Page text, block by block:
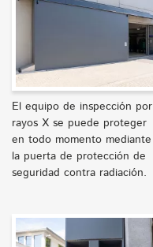
El equipo de inspección por
rayos X se puede proteger
en todo momento mediante
la puerta de protección de
seguridad contra radiación.